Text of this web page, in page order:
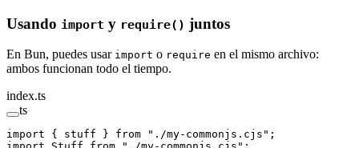
Usando import y require() juntos
En Bun, puedes usar import o require en el mismo archivo:
ambos funcionan todo el tiempo.
index.ts
ts
import { stuff } from "./my-commonjs.cjs" ;